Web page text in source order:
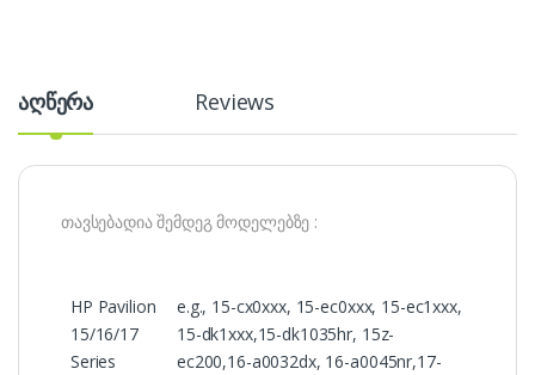
აღწერა Reviews
თავსებადია შემდეგ მოდელებზე :
HP Pavilion
15/16/17
Series
e.g., 15-cx0xxx, 15-ec0xxx, 15-ec1xxx,
15-dk1xxx,15-dk1035hr, 15z-
ec200,16-a0032dx, 16-a0045nr,17-